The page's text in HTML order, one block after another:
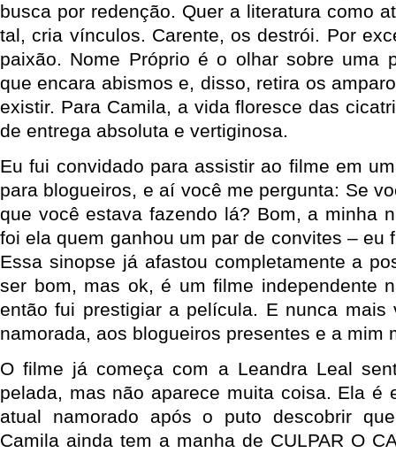
busca por redenção. Quer a literatura como
tal, cria vínculos. Carente, os destrói. Por
paixão. Nome Próprio é o olhar sobre uma
que encara abismos e, disso, retira os
existir. Para Camila, a vida floresce das
de entrega absoluta e vertiginosa.
Eu fui convidado para assistir ao filme em
para blogueiros, e aí você me pergunta: Se
que você estava fazendo lá? Bom, a minha
foi ela quem ganhou um par de convites – eu
Essa sinopse já afastou completamente a
ser bom, mas ok, é um filme independente
então fui prestigiar a película. E nunca mais
namorada, aos blogueiros presentes e a mim
O filme já começa com a Leandra Leal
pelada, mas não aparece muita coisa. Ela é
atual namorado após o puto descobrir
Camila ainda tem a manha de CULPAR O